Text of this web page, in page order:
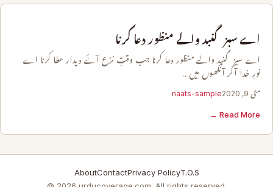
اے سبز گنبد والے منظور دعا کرنا
اے سبز گنبد والے منظور دعا کرنا جب وقتِ نزع آئے دیدار عطا کرنا اے
نورِ خدا آکر آنکھوں میں…
مئی 9, 2020 naats-sample
Read More →
AboutContactPrivacy PolicyT.O.S